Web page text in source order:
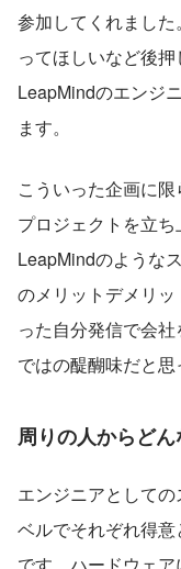
参加してくれまし
ってほしいなど後
LeapMindのエンジ
ます。
こういった企画に
プロジェクトを立
LeapMindのような
のメリットデメリ
った自分発信で会
ではの醍醐味だと思
周りの人からど
エンジニアとして
ベルでそれぞれ得
です。ハードウェ